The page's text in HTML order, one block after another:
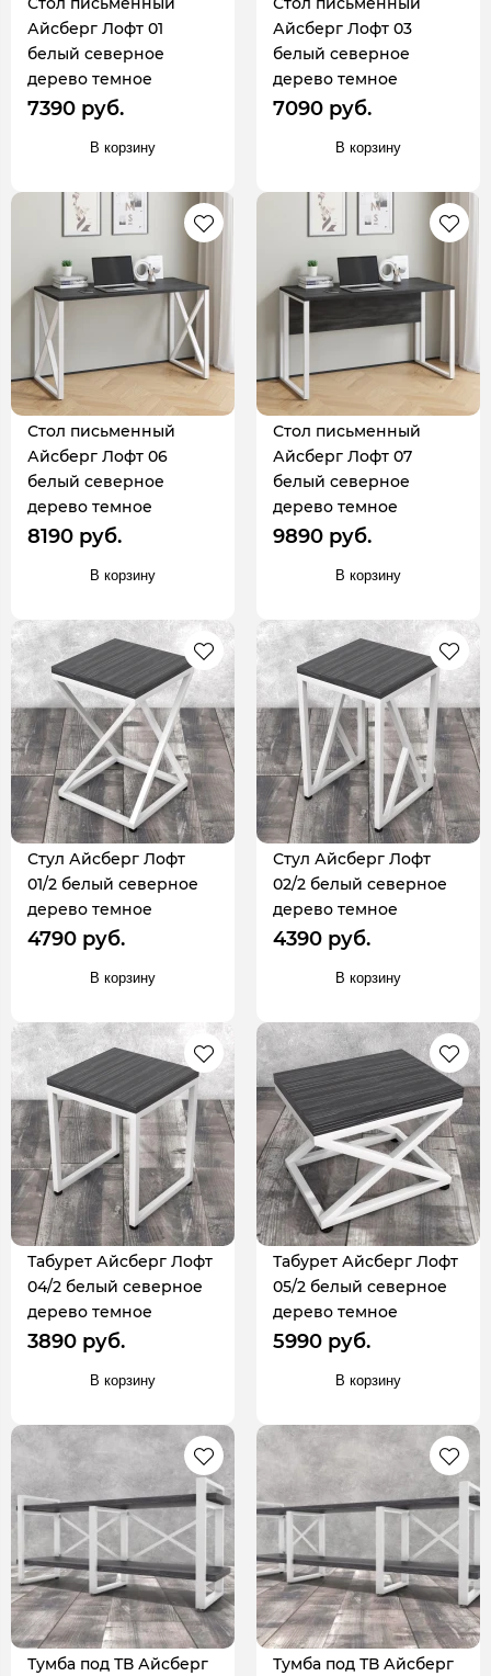
Айсберг Лофт 01
белый северное
дерево темное
7390 руб.
В корзину
Айсберг Лофт 03
белый северное
дерево темное
7090 руб.
В корзину
Стол письменный
Айсберг Лофт 06
белый северное
дерево темное
8190 руб.
В корзину
Стол письменный
Айсберг Лофт 07
белый северное
дерево темное
9890 руб.
В корзину
Стул Айсберг Лофт
01/2 белый северное
дерево темное
4790 руб.
В корзину
Стул Айсберг Лофт
02/2 белый северное
дерево темное
4390 руб.
В корзину
Табурет Айсберг Лофт
04/2 белый северное
дерево темное
3890 руб.
В корзину
Табурет Айсберг Лофт
05/2 белый северное
дерево темное
5990 руб.
В корзину
Тумба под ТВ Айсберг
Тумба под ТВ Айсберг